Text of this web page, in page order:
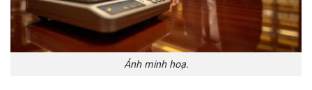
Ảnh minh hoạ.